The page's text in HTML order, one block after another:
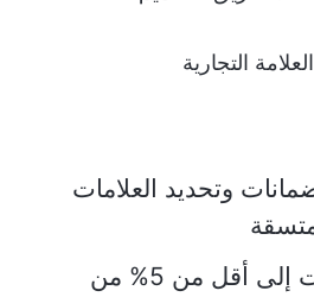
التجارية
وتحديد العلامات
تقليل التناقضات إلى أقل من 5% من